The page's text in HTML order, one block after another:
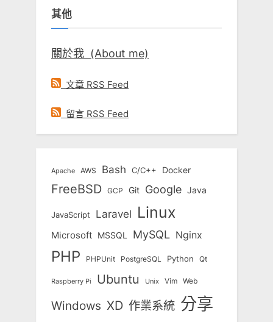
字:
其他
關於我 (About me)
文章 RSS Feed
留言 RSS Feed
Apache AWS Bash C/C++ Docker
FreeBSD GCP Git Google Java
JavaScript Laravel Linux
Microsoft MSSQL MySQL Nginx
PHP PHPUnit PostgreSQL Python Qt
Raspberry Pi Ubuntu Unix Vim Web
Windows XD 作業系統 分享